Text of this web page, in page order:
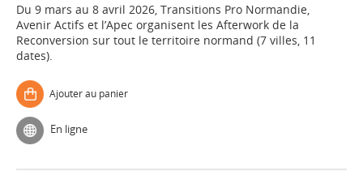
Du 9 mars au 8 avril 2026, Transitions Pro Normandie,
Avenir Actifs et l’Apec organisent les Afterwork de la
Reconversion sur tout le territoire normand (7 villes, 11
dates).
Ajouter au panier
En ligne